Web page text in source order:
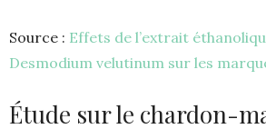
Source : Effets de l’extrait
Desmodium velutinum sur les
Étude sur le chardon-